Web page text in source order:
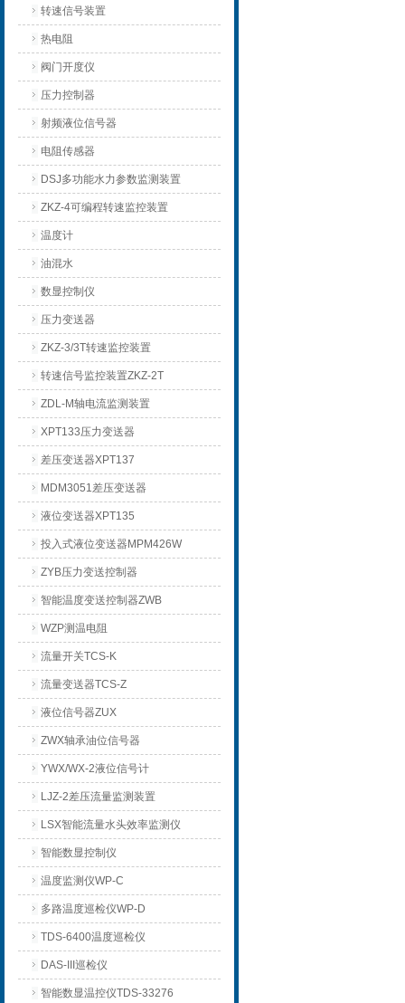
转速信号装置
热电阻
阀门开度仪
压力控制器
射频液位信号器
电阻传感器
DSJ多功能水力参数监测装置
ZKZ-4可编程转速监控装置
温度计
油混水
数显控制仪
压力变送器
ZKZ-3/3T转速监控装置
转速信号监控装置ZKZ-2T
ZDL-M轴电流监测装置
XPT133压力变送器
差压变送器XPT137
MDM3051差压变送器
液位变送器XPT135
投入式液位变送器MPM426W
ZYB压力变送控制器
智能温度变送控制器ZWB
WZP测温电阻
流量开关TCS-K
流量变送器TCS-Z
液位信号器ZUX
ZWX轴承油位信号器
YWX/WX-2液位信号计
LJZ-2差压流量监测装置
LSX智能流量水头效率监测仪
智能数显控制仪
温度监测仪WP-C
多路温度巡检仪WP-D
TDS-6400温度巡检仪
DAS-III巡检仪
智能数显温控仪TDS-33276